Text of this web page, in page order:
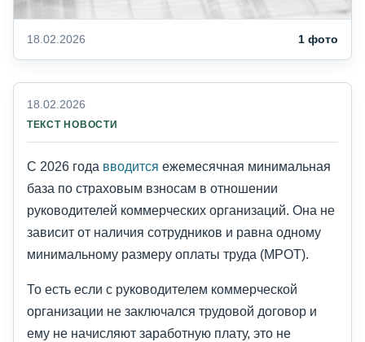
18.02.2026 1 фото
18.02.2026
ТЕКСТ НОВОСТИ
С 2026 года вводится ежемесячная минимальная
база по страховым взносам в отношении
руководителей коммерческих организаций. Она не
зависит от наличия сотрудников и равна одному
минимальному размеру оплаты труда (МРОТ).
То есть если с руководителем коммерческой
организации не заключался трудовой договор и
ему не начисляют заработную плату, это не